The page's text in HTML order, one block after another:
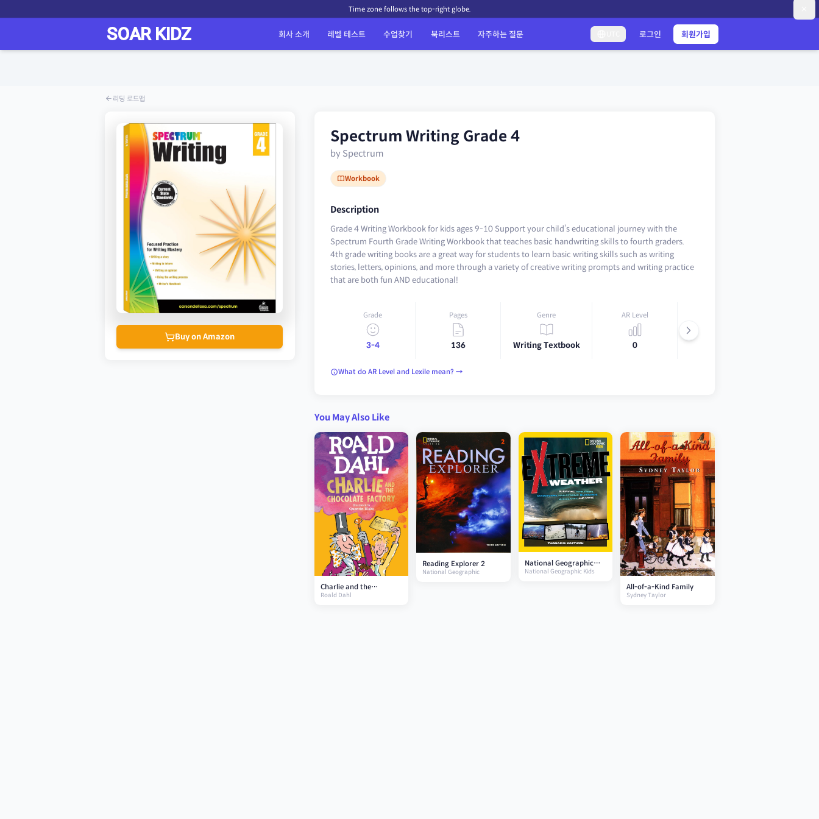
Time zone follows the top-right globe.
회사 소개 레벨 테스트 수업찾기 북리스트 자주하는 질문 로그인 회원가입
리딩 로드맵
Buy on Amazon
Spectrum Writing Grade 4
by Spectrum
Workbook
Description
Grade 4 Writing Workbook for kids ages 9-10 Support your child’s educational journey with the
Spectrum Fourth Grade Writing Workbook that teaches basic handwriting skills to fourth graders.
4th grade writing books are a great way for students to learn basic writing skills such as writing
stories, letters, opinions, and more through a variety of creative writing prompts and writing practice
that are both fun AND educational!
Grade
3-4
Pages
136
Genre
Writing Textbook
AR Level
0
What do AR Level and Lexile mean? →
You May Also Like
Charlie and the
Chocolate Factory
Roald Dahl
Reading Explorer 2
National Geographic
National Geographic
Kids: Extreme Weather
National Geographic Kids
All-of-a-Kind Family
Sydney Taylor